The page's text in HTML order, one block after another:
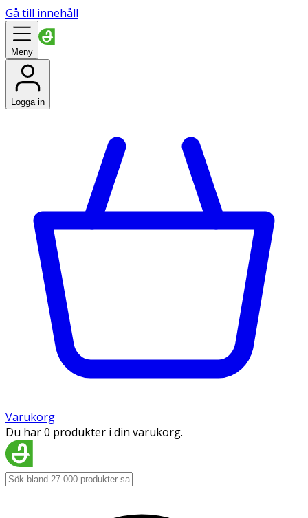
Gå till innehåll
Meny
Logga in
Varukorg
Du har 0 produkter i din varukorg.